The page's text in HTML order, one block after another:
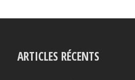
ARTICLES RÉCENTS